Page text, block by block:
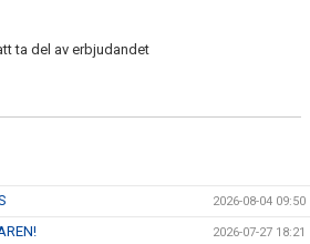
ta del av erbjudandet
2026-08-04 09:50
2026-07-27 18:21